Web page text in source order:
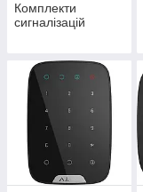
Комплекти
сигналізацій